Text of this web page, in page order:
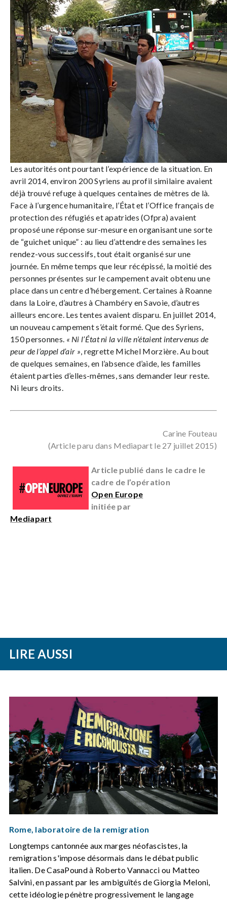
Les autorités ont pourtant l’expérience de la situation. En
avril 2014, environ 200 Syriens au profil similaire avaient
déjà trouvé refuge à quelques centaines de mètres de là.
Face à l’urgence humanitaire, l’État et l’Office français de
protection des réfugiés et apatrides (Ofpra) avaient
proposé une réponse sur-mesure en organisant une sorte
de “guichet unique” : au lieu d’attendre des semaines les
rendez-vous successifs, tout était organisé sur une
journée. En même temps que leur récépissé, la moitié des
personnes présentes sur le campement avait obtenu une
place dans un centre d’hébergement. Certaines à Roanne
dans la Loire, d’autres à Chambéry en Savoie, d’autres
ailleurs encore. Les tentes avaient disparu. En juillet 2014,
un nouveau campement s’était formé. Que des Syriens,
150 personnes. « Ni l’État ni la ville n’étaient intervenus de
peur de l’appel d’air » , regrette Michel Morzière. Au bout
de quelques semaines, en l’absence d’aide, les familles
étaient parties d’elles-mêmes, sans demander leur reste.
Ni leurs droits.
Carine Fouteau
(Article paru dans Mediapart le 27 juillet 2015)
Article publié dans le cadre le
cadre de l’opération
Open Europe
initiée par
Mediapart
LIRE AUSSI
Rome, laboratoire de la remigration
Longtemps cantonnée aux marges néofascistes, la
remigration s'impose désormais dans le débat public
italien. De CasaPound à Roberto Vannacci ou Matteo
Salvini, en passant par les ambiguïtés de Giorgia Meloni,
cette idéologie pénètre progressivement le langage